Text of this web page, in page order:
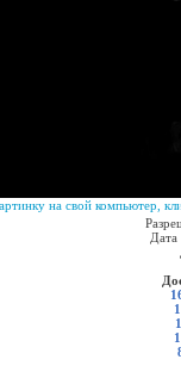
на свой компьютер,
Дата